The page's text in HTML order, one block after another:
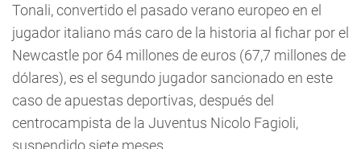
Tonali, convertido el pasado verano europeo en el
jugador italiano más caro de la historia al fichar por el
Newcastle por 64 millones de euros (67,7 millones de
dólares), es el segundo jugador sancionado en este
caso de apuestas deportivas, después del
centrocampista de la Juventus Nicolo Fagioli,
suspendido siete meses.